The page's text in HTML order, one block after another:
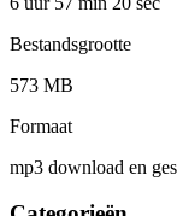
Bestandsgrootte
573 MB
Formaat
mp3 download en